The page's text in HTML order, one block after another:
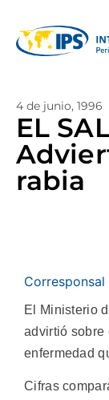
4 de junio, 1996
EL
rabia
Corresponsal
El Ministerio
advirtió sobre
enfermedad
Cifras